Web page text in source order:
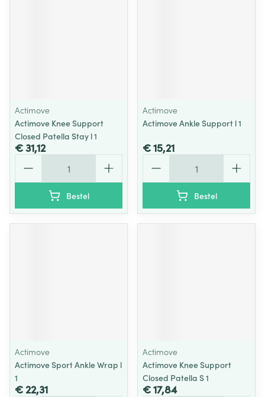
Actimove
Actimove Knee Support
Closed Patella Stay l 1
€ 31,12
Bestel
Actimove
Actimove Ankle Support l 1
€ 15,21
Bestel
Actimove
Actimove Sport Ankle Wrap l
1
€ 22,31
Actimove
Actimove Knee Support
Closed Patella S 1
€ 17,84